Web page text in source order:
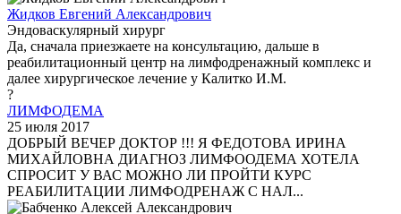
Жидков Евгений Александрович
Эндоваскулярный хирург
Да, сначала приезжаете на консультацию, дальше в
реабилитационный центр на лимфодренажный комплекс и
далее хирургическое лечение у Калитко И.М.
?
ЛИМФОДЕМА
25 июля 2017
ДОБРЫЙ ВЕЧЕР ДОКТОР !!! Я ФЕДОТОВА ИРИНА
МИХАЙЛОВНА ДИАГНОЗ ЛИМФООДЕМА ХОТЕЛА
СПРОСИТ У ВАС МОЖНО ЛИ ПРОЙТИ КУРС
РЕАБИЛИТАЦИИ ЛИМФОДРЕНАЖ С НАЛ...